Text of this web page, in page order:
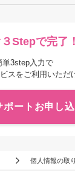
Stepで完了！
単3step入力で
スをご利用いただ
ポートお申し
個人情報の取